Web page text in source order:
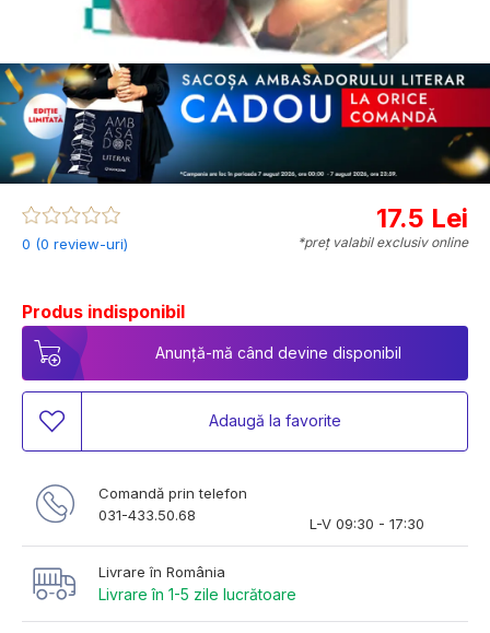
0 (0 review-uri)
17.5 Lei
*preț valabil exclusiv online
Produs indisponibil
Anunță-mă când devine disponibil
Adaugă la favorite
Comandă prin telefon
031-433.50.68
L-V 09:30 - 17:30
Livrare în România
Livrare în 1-5 zile lucrătoare